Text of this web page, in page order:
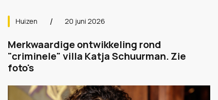
Huizen 20 juni 2026
Merkwaardige ontwikkeling rond
"criminele" villa Katja Schuurman. Zie
foto's